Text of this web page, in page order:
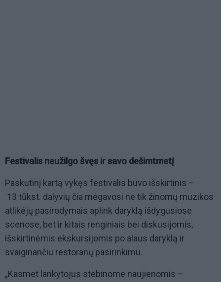
Festivalis neužilgo švęs ir savo dešimtmetį
Paskutinį kartą vykęs festivalis buvo išskirtinis –
13 tūkst. dalyvių čia mėgavosi ne tik žinomų muzikos
atlikėjų pasirodymais aplink daryklą išdygusiose
scenose, bet ir kitais renginiais bei diskusijomis,
išskirtinėmis ekskursijomis po alaus daryklą ir
svaiginančiu restoranų pasirinkimu.
„Kasmet lankytojus stebinome naujienomis –